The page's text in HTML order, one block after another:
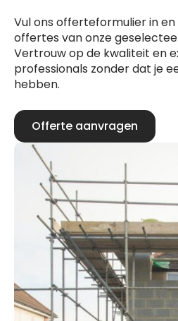
Vul ons offerteformulier in
offertes van onze
Vertrouw op de kwaliteit en
professionals zonder dat je
hebben.
Offerte aanvragen